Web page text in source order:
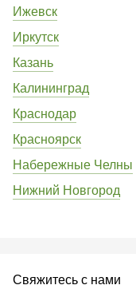
Ижевск
Иркутск
Казань
Калининград
Краснодар
Красноярск
Набережные Челны
Нижний Новгород
Свяжитесь с нами